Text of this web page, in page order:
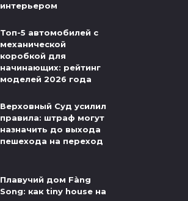
интерьером
Топ-5 автомобилей с
механической
коробкой для
начинающих: рейтинг
моделей 2026 года
Верховный Суд усилил
правила: штраф могут
назначить до выхода
пешехода на переход
Плавучий дом Fàng
Song: как tiny house на